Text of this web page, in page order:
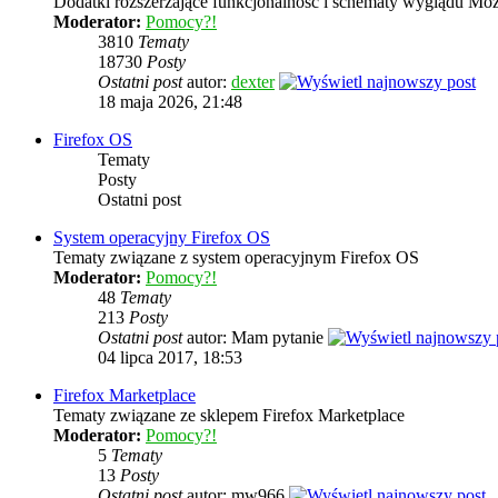
Moderator: Pomocy?!
3810 Tematy
18730 Posty
Ostatni postautor: dexter
18 maja 2026, 21:48
Firefox OS
Tematy
Posty
Ostatni post
System operacyjny Firefox OS
Tematy związane z system operacyjnym Firefox OS
Moderator: Pomocy?!
48 Tematy
213 Posty
Ostatni postautor: Mam pytanie
04 lipca 2017, 18:53
Firefox Marketplace
Tematy związane ze sklepem Firefox Marketplace
Moderator: Pomocy?!
5 Tematy
13 Posty